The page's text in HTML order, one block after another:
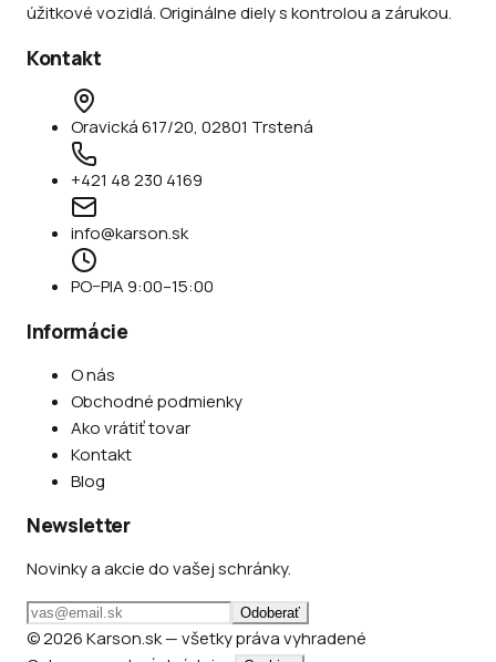
úžitkové vozidlá. Originálne diely s kontrolou a zárukou.
Kontakt
Oravická 617/20, 02801 Trstená
+421 48 230 4169
info@karson.sk
PO–PIA 9:00–15:00
Informácie
O nás
Obchodné podmienky
Ako vrátiť tovar
Kontakt
Blog
Newsletter
Novinky a akcie do vašej schránky.
Odoberať
© 2026 Karson.sk — všetky práva vyhradené